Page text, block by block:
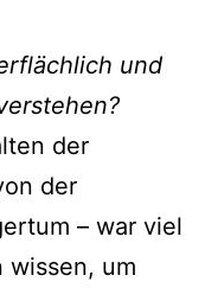
und
der
der
– war viel
wissen, um